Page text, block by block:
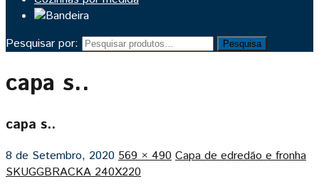
Pesquisar por: Pesquisa
capa s..
capa s..
8 de Setembro, 2020 569 × 490 Capa de edredão e fronha
SKUGGBRACKA 240X220